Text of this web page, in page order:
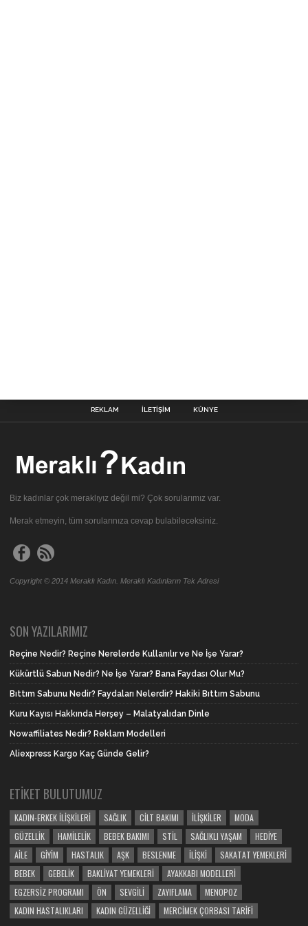
REKLAM İLETIŞIM KÜNYE
Biz kadınlar çok meraklıyız değil mi? Çok sorularımız var.
Merak etmeyin, tüm sorularınıza cevap bulabileceksiniz.
Copyright © 2014 Meraklı Kadın. Meraklı Kadınların Tek Adresi
SON YAZILARIMIZ
Reçine Nedir? Reçine Nerelerde Kullanılır ve Ne İşe Yarar?
Kükürtlü Sabun Nedir? Ne İşe Yarar? Bana Faydası Olur Mu?
Bıttım Sabunu Nedir? Faydaları Nelerdir? Hakiki Bıttım Sabunu
Kuru Kayısı Hakkında Herşey – Malatyalıdan Dinle
Nowaffiliates Nedir? Reklam Modelleri
Aliexpress Kargo Kaç Günde Gelir?
ETIKET BULUTUMUZ
KADIN-ERKEK İLIŞKILERI SAĞLIK CILT BAKIMI İLIŞKILER
MODA
GÜZELLIK
HAMILELIK BEBEK BAKIMI STIL SAĞLIKLI YAŞAM
HEDIYE
AILE
GIYIM HASTALIK AŞK BESLENME İLIŞKI
SAKATAT YEMEKLERI
BEBEK
GEBELIK BAKLIYAT YEMEKLERI
AYAKKABI MODELLERI
EGZERSIZ PROGRAMI
ÖN SEVGILI ZAYIFLAMA
MENOPOZ
KADIN HASTALIKLARI
KADIN GÜZELLIĞI MERCIMEK ÇORBASI TARIFI